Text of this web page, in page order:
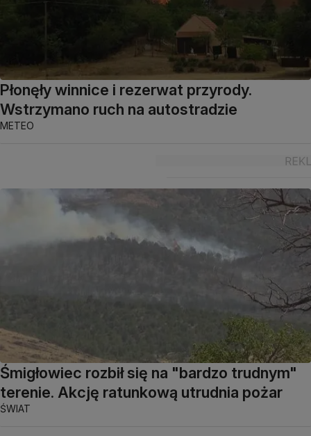
Płonęły winnice i rezerwat przyrody.
Wstrzymano ruch na autostradzie
METEO
Śmigłowiec rozbił się na "bardzo trudnym"
terenie. Akcję ratunkową utrudnia pożar
ŚWIAT